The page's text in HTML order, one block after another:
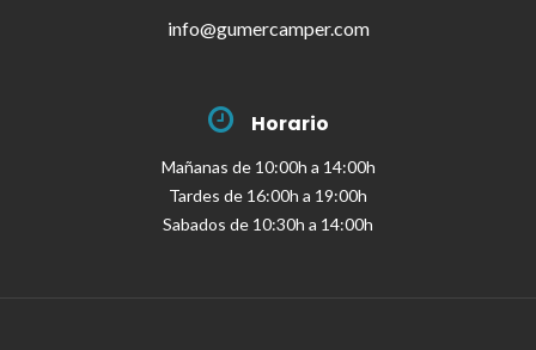
info@gumercamper.com
Horario
Mañanas de 10:00h a 14:00h
Tardes de 16:00h a 19:00h
Sabados de 10:30h a 14:00h